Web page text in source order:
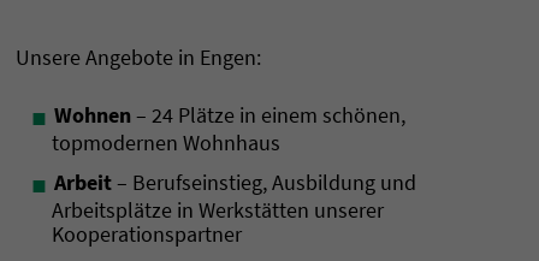
Unsere Angebote in Engen:
Wohnen – 24 Plätze in einem schönen,
topmodernen Wohnhaus
Arbeit– Berufseinstieg, Ausbildung und
Arbeitsplätze in Werkstätten unserer
Kooperationspartner